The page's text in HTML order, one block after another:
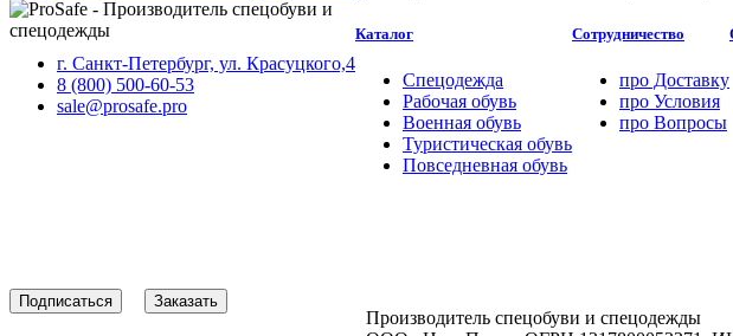
г. Санкт-Петербург, ул. Красуцкого,4
8 (800) 500-60-53
sale@prosafe.pro
Каталог
Спецодежда
Рабочая обувь
Военная обувь
Туристическая обувь
Повседневная обувь
Сотрудничество
про Доставку
про Условия
про Вопросы
Подписаться Заказать
Производитель спецобуви и спецодежды